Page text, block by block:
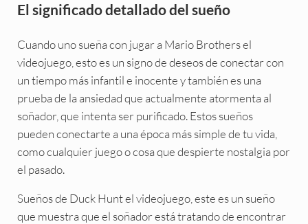
El significado detallado del sueño
Cuando uno sueña con jugar a Mario Brothers el
videojuego, esto es un signo de deseos de conectar con
un tiempo más infantil e inocente y también es una
prueba de la ansiedad que actualmente atormenta al
soñador, que intenta ser purificado. Estos sueños
pueden conectarte a una época más simple de tu vida,
como cualquier juego o cosa que despierte nostalgia por
el pasado.
Sueños de Duck Hunt el videojuego, este es un sueño
que muestra que el soñador está tratando de encontrar